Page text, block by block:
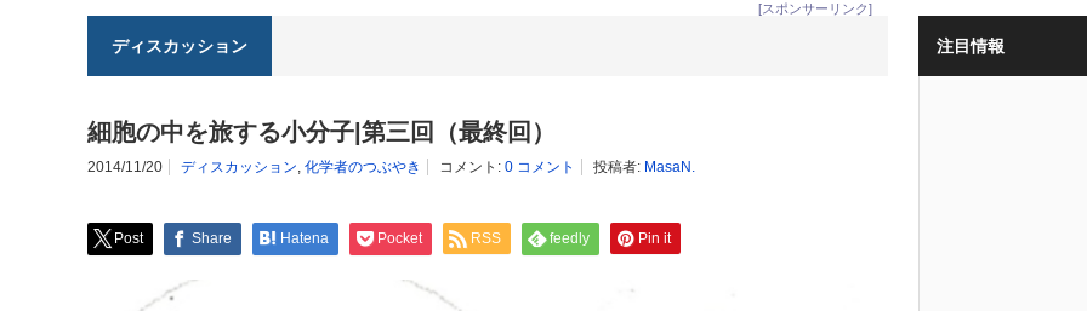
[スポンサーリンク]
ディスカッション
細胞の中を旅する小分子|第三回（最終回）
2014/11/20 ディスカッション, 化学者のつぶやき コメント: 0 コメント 投稿者: MasaN.
Post Share Hatena Pocket RSS feedly Pin it
注目情報